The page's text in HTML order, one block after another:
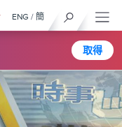
取得
ENG / 簡